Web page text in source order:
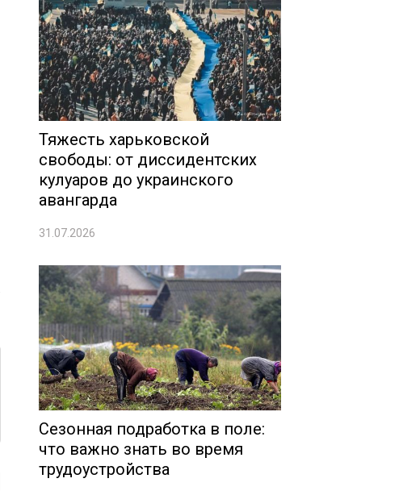
Тяжесть харьковской
свободы: от диссидентских
кулуаров до украинского
авангарда
31.07.2026
Сезонная подработка в поле:
что важно знать во время
трудоустройства